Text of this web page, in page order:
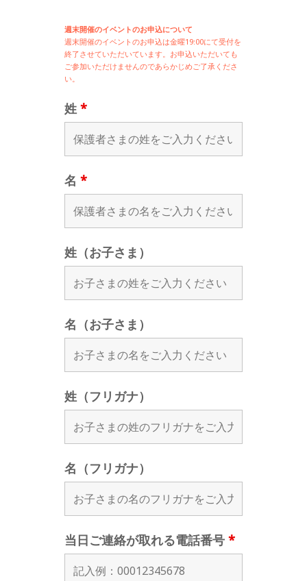
週末開催のイベントのお申込について
週末開催のイベントのお申込は金曜19:00にて受付を
終了させていただいています。お申込いただいても
ご参加いただけませんのであらかじめご了承くださ
い。
姓 *
名 *
姓（お子さま）
名（お子さま）
姓（フリガナ）
名（フリガナ）
当日ご連絡が取れる電話番号 *